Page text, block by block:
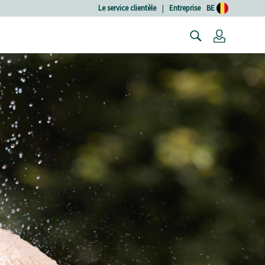
Le service clientèle | Entreprise BE